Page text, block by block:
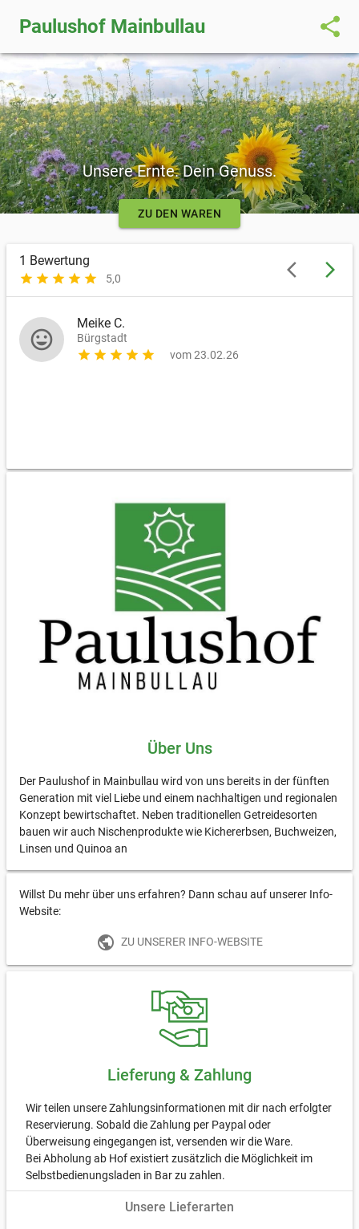
Paulushof Mainbullau share
Unsere Ernte. Dein Genuss.
ZU DEN WAREN
1 Bewertung
star star star star star 5,0 arrow_back_ios arrow_forward_ios
mood
Meike C.
Bürgstadt
star star star star star vom 23.02.26
Über Uns
Der Paulushof in Mainbullau wird von uns bereits in der fünften
Generation mit viel Liebe und einem nachhaltigen und regionalen
Konzept bewirtschaftet. Neben traditionellen Getreidesorten
bauen wir auch Nischenprodukte wie Kichererbsen, Buchweizen,
Linsen und Quinoa an
Willst Du mehr über uns erfahren? Dann schau auf unserer Info-
Website:
public ZU UNSERER INFO-WEBSITE
Lieferung & Zahlung
Wir teilen unsere Zahlungsinformationen mit dir nach erfolgter
Reservierung. Sobald die Zahlung per Paypal oder
Überweisung eingegangen ist, versenden wir die Ware.
Bei Abholung ab Hof existiert zusätzlich die Möglichkeit im
Selbstbedienungsladen in Bar zu zahlen.
Unsere Lieferarten